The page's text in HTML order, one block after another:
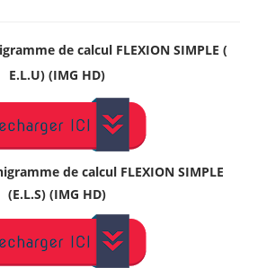
de calcul FLEXION SIMPLE (
E.L.U) (IMG HD)
de calcul FLEXION SIMPLE
(E.L.S) (IMG HD)